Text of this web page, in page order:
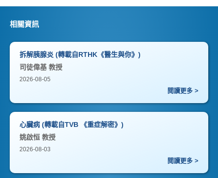
相關資訊
拆解胰腺炎 (轉載自RTHK《醫生與你》)
司徒偉基 教授
2026-08-05
閱讀更多 >
心臟病 (轉載自TVB 《重症解密》)
姚啟恒 教授
2026-08-03
閱讀更多 >